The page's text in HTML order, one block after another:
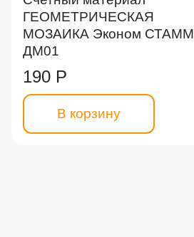
ГЕОМЕТРИЧЕСКАЯ
МОЗАИКА Эконом СТАММ
ДМ01
190 Р
В корзину